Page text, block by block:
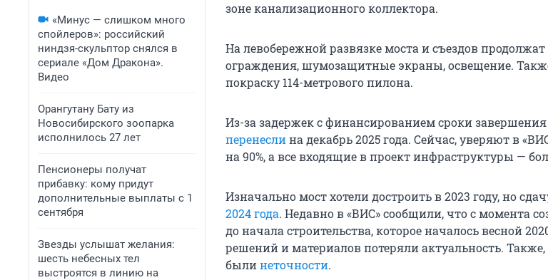
«Минус — слишком много
спойлеров»: российский
ниндзя-скульптор снялся в
сериале «Дом Дракона».
Видео
Орангутану Бату из
Новосибирского зоопарка
исполнилось 27 лет
Пенсионеры получат
прибавку: кому придут
дополнительные выплаты с 1
сентября
Звезды услышат желания:
шесть небесных тел
выстроятся в линию на
зоне канализационного коллектора.
На левобережной развязке моста и съездов
ограждения, шумозащитные экраны, освещение.
покраску 114-метрового пилона.
Из-за задержек с финансированием сроки завершения
перенеслина декабрь 2025 года. Сейчас, уверяют в
на 90%, а все входящие в проект инфраструктуры —
Изначально мост хотели достроить в 2023 году, но
2024 года. Недавно в «ВИС» сообщили, что с момента
до начала строительства, которое началось весной
решений и материалов потеряли актуальность.
былинеточности.